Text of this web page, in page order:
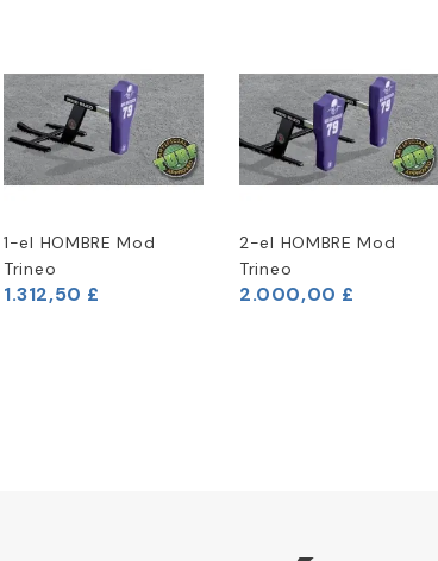
1-el HOMBRE Mod
Trineo
1.312,50 £
2-el HOMBRE Mod
Trineo
2.000,00 £